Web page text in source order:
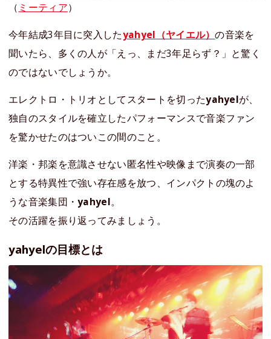
（ ミーティア）
今年結成3年目に突入したyahyel（ヤイエル）の音楽を
聞いたら、多くの人が「えっ、まだ3年足らず？」と驚く
のではないでしょうか。
エレクトロ・トリオとしてスタートを切ったyahyelが、
独自のスタイルを確立したパフォーマンスで音楽ファン
を驚かせたのはついこの間のこと。
洋楽・邦楽を意識させない匿名性や映像まで演奏の一部
とする特異性で強い存在感を放つ、インパクトの塊のよ
うな音楽集団・yahyel。
その活躍を振り返ってみましょう。
yahyelの目標とは